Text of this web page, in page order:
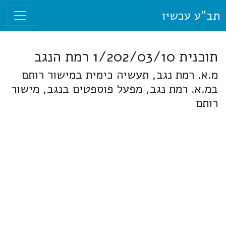
תב"ע עכשיו
תוכנית 1/202/03/10 רמת הנגב
מ.א. רמת נגב, תעשיה כימית במישור רותם
במ.א. רמת נגב, מפעל פוספטים בנגב, מישור
רותם